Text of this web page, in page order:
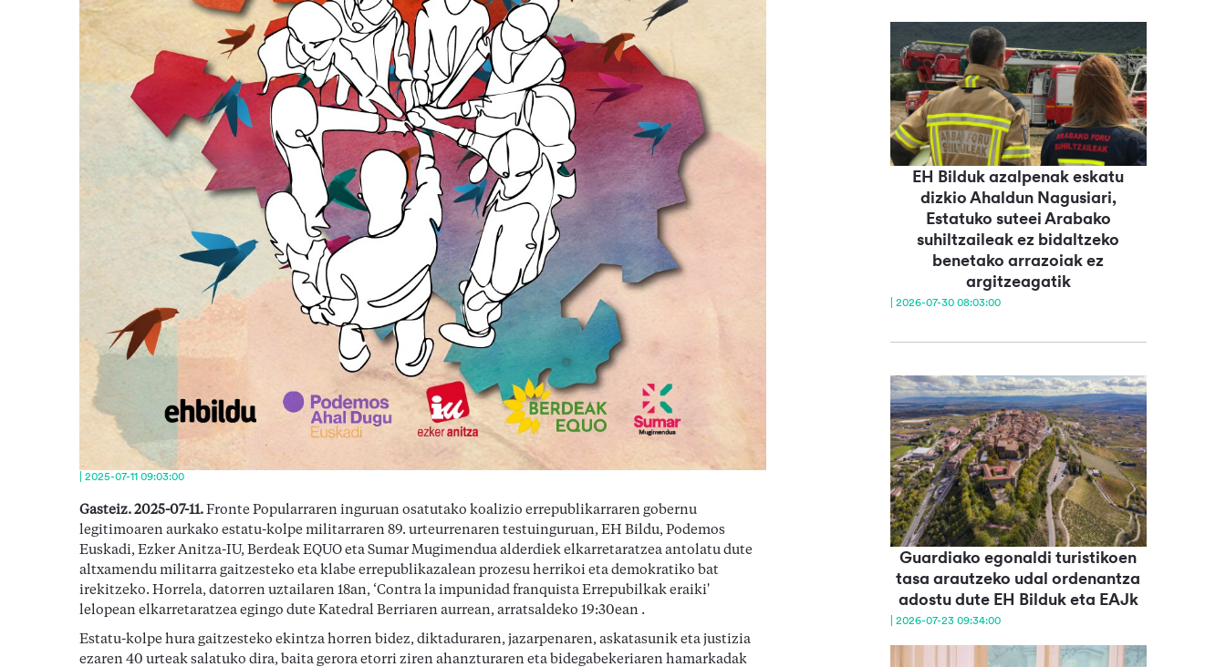
| 2025-07-11 09:03:00
Gasteiz. 2025-07-11. Fronte Popularraren inguruan osatutako koalizio errepublikarraren gobernu
legitimoaren aurkako estatu-kolpe militarraren 89. urteurrenaren testuinguruan, EH Bildu, Podemos
Euskadi, Ezker Anitza-IU, Berdeak EQUO eta Sumar Mugimendua alderdiek elkarretaratzea antolatu dute
altxamendu militarra gaitzesteko eta klabe errepublikazalean prozesu herrikoi eta demokratiko bat
irekitzeko. Horrela, datorren uztailaren 18an, ‘Contra la impunidad franquista Errepubilkak eraiki'
lelopean elkarretaratzea egingo dute Katedral Berriaren aurrean, arratsaldeko 19:30ean .
Estatu-kolpe hura gaitzesteko ekintza horren bidez, diktaduraren, jazarpenaren, askatasunik eta justizia
ezaren 40 urteak salatuko dira, baita gerora etorri ziren ahanzturaren eta bidegabekeriaren hamarkadak
EH Bilduk azalpenak eskatu
dizkio Ahaldun Nagusiari,
Estatuko suteei Arabako
suhiltzaileak ez bidaltzeko
benetako arrazoiak ez
argitzeagatik
| 2026-07-30 08:03:00
Guardiako egonaldi turistikoen
tasa arautzeko udal ordenantza
adostu dute EH Bilduk eta EAJk
| 2026-07-23 09:34:00